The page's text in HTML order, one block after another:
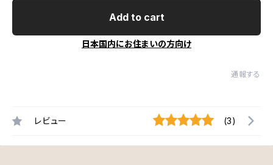
Add to cart
日本国内にお住まいの方向け
通報する
レビュー (3)